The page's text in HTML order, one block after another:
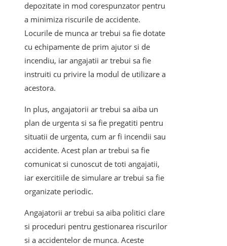
depozitate in mod corespunzator pentru
a minimiza riscurile de accidente.
Locurile de munca ar trebui sa fie dotate
cu echipamente de prim ajutor si de
incendiu, iar angajatii ar trebui sa fie
instruiti cu privire la modul de utilizare a
acestora.
In plus, angajatorii ar trebui sa aiba un
plan de urgenta si sa fie pregatiti pentru
situatii de urgenta, cum ar fi incendii sau
accidente. Acest plan ar trebui sa fie
comunicat si cunoscut de toti angajatii,
iar exercitiile de simulare ar trebui sa fie
organizate periodic.
Angajatorii ar trebui sa aiba politici clare
si proceduri pentru gestionarea riscurilor
si a accidentelor de munca. Aceste